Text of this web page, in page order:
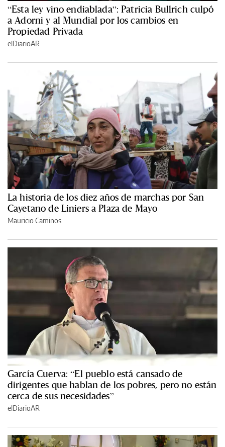
“Esta ley vino endiablada”: Patricia Bullrich culpó
a Adorni y al Mundial por los cambios en
Propiedad Privada
elDiarioAR
La historia de los diez años de marchas por San
Cayetano de Liniers a Plaza de Mayo
Mauricio Caminos
García Cuerva: “El pueblo está cansado de
dirigentes que hablan de los pobres, pero no están
cerca de sus necesidades”
elDiarioAR